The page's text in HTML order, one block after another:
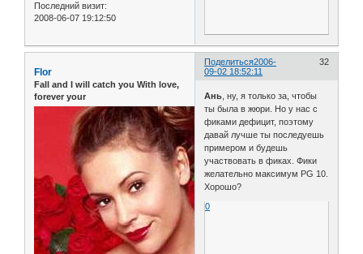
Последний визит:
2008-06-07 19:12:50
Поделиться 32
2006-
09-02 18:52:11
Flor
Fall and I will catch you With love,
forever your
Ань , ну, я только за, чтобы
ты была в жюри. Но у нас с
фиками дефицит, поэтому
давай лучше ты последуешь
примером и будешь
участвовать в фиках. Фики
желательно максимум PG 10.
Хорошо?
0